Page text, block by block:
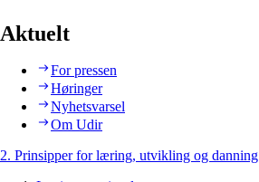
Aktuelt
For pressen
Høringer
Nyhetsvarsel
Om Udir
2. Prinsipper for læring, utvikling og danning